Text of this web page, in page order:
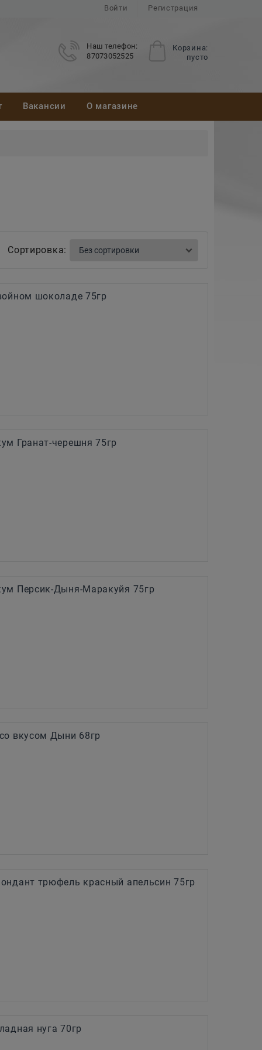
Войти Регистрация
Корзина:
пусто
Наш телефон:
87073052525
Вакансии О магазине
Сортировка:
шоколаде 75гр
Гранат-черешня 75гр
Персик-Дыня-Маракуйя 75гр
вкусом Дыни 68гр
трюфель красный апельсин 75гр
нуга 70гр